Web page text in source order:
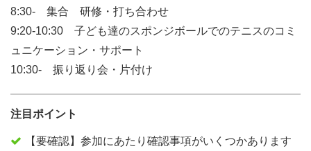
8:30- 集合 研修・打ち合わせ
9:20-10:30 子ども達のスポンジボールでのテニスのコミ
ュニケーション・サポート
10:30- 振り返り会・片付け
注目ポイント
【要確認】参加にあたり確認事項がいくつかあります